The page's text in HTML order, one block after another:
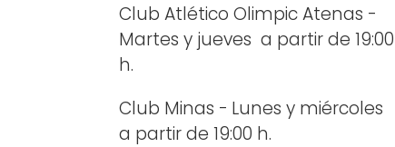
Club Atlético Olimpic Atenas -
Martes y jueves a partir de 19:00
h.
Club Minas - Lunes y miércoles
a partir de 19:00 h.